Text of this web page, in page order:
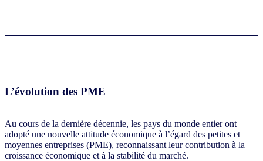
L’évolution des PME
Au cours de la dernière décennie, les pays du monde entier ont
adopté une nouvelle attitude économique à l’égard des petites et
moyennes entreprises (PME), reconnaissant leur contribution à la
croissance économique et à la stabilité du marché.